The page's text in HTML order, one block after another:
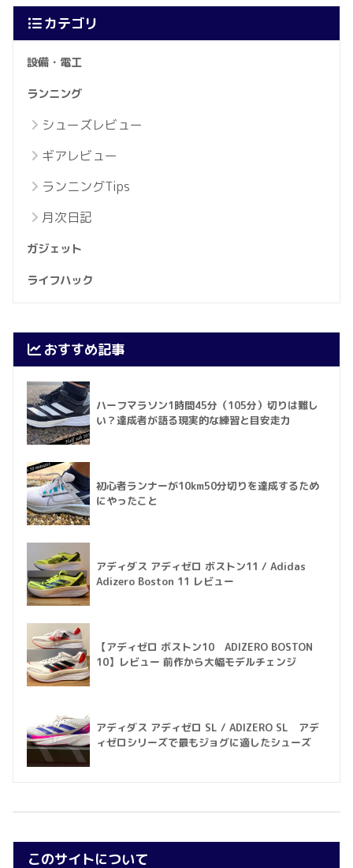
カテゴリ
設備・電工
ランニング
シューズレビュー
ギアレビュー
ランニングTips
月次日記
ガジェット
ライフハック
おすすめ記事
ハーフマラソン1時間45分（105分）切りは難し
い？達成者が語る現実的な練習と目安走力
初心者ランナーが10km50分切りを達成するため
にやったこと
アディダス アディゼロ ボストン11 / Adidas
Adizero Boston 11 レビュー
【アディゼロ ボストン10 ADIZERO BOSTON
10】レビュー 前作から大幅モデルチェンジ
アディダス アディゼロ SL / ADIZERO SL アデ
ィゼロシリーズで最もジョグに適したシューズ
このサイトについて